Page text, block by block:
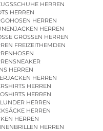
HERREN
HERREN
HERREN
HERREN
GRÖSSEN HERREN
FREIZEITHEMDEN
HERREN
HERREN
HERREN
HERREN
HERREN
HERREN
HERREN
HERREN